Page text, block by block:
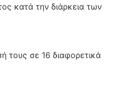
κατά την διάρκεια των
τους σε 16 διαφορετικά